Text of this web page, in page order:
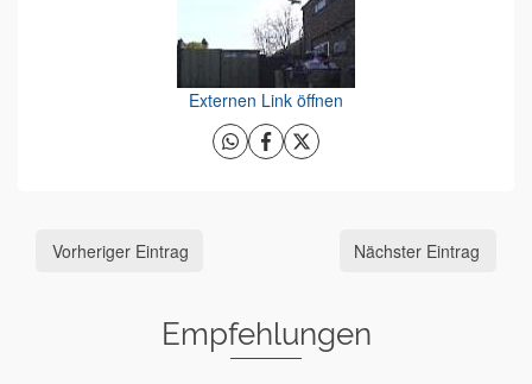
Externen Link öffnen
Vorheriger Eintrag Nächster Eintrag
Empfehlungen